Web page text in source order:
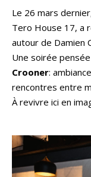
Le 26 mars
Tero House 17, a
autour de Damien
Une soirée
Crooner:
rencontres entre
À revivre ici en